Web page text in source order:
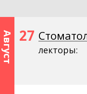
Август 27
лекторы: